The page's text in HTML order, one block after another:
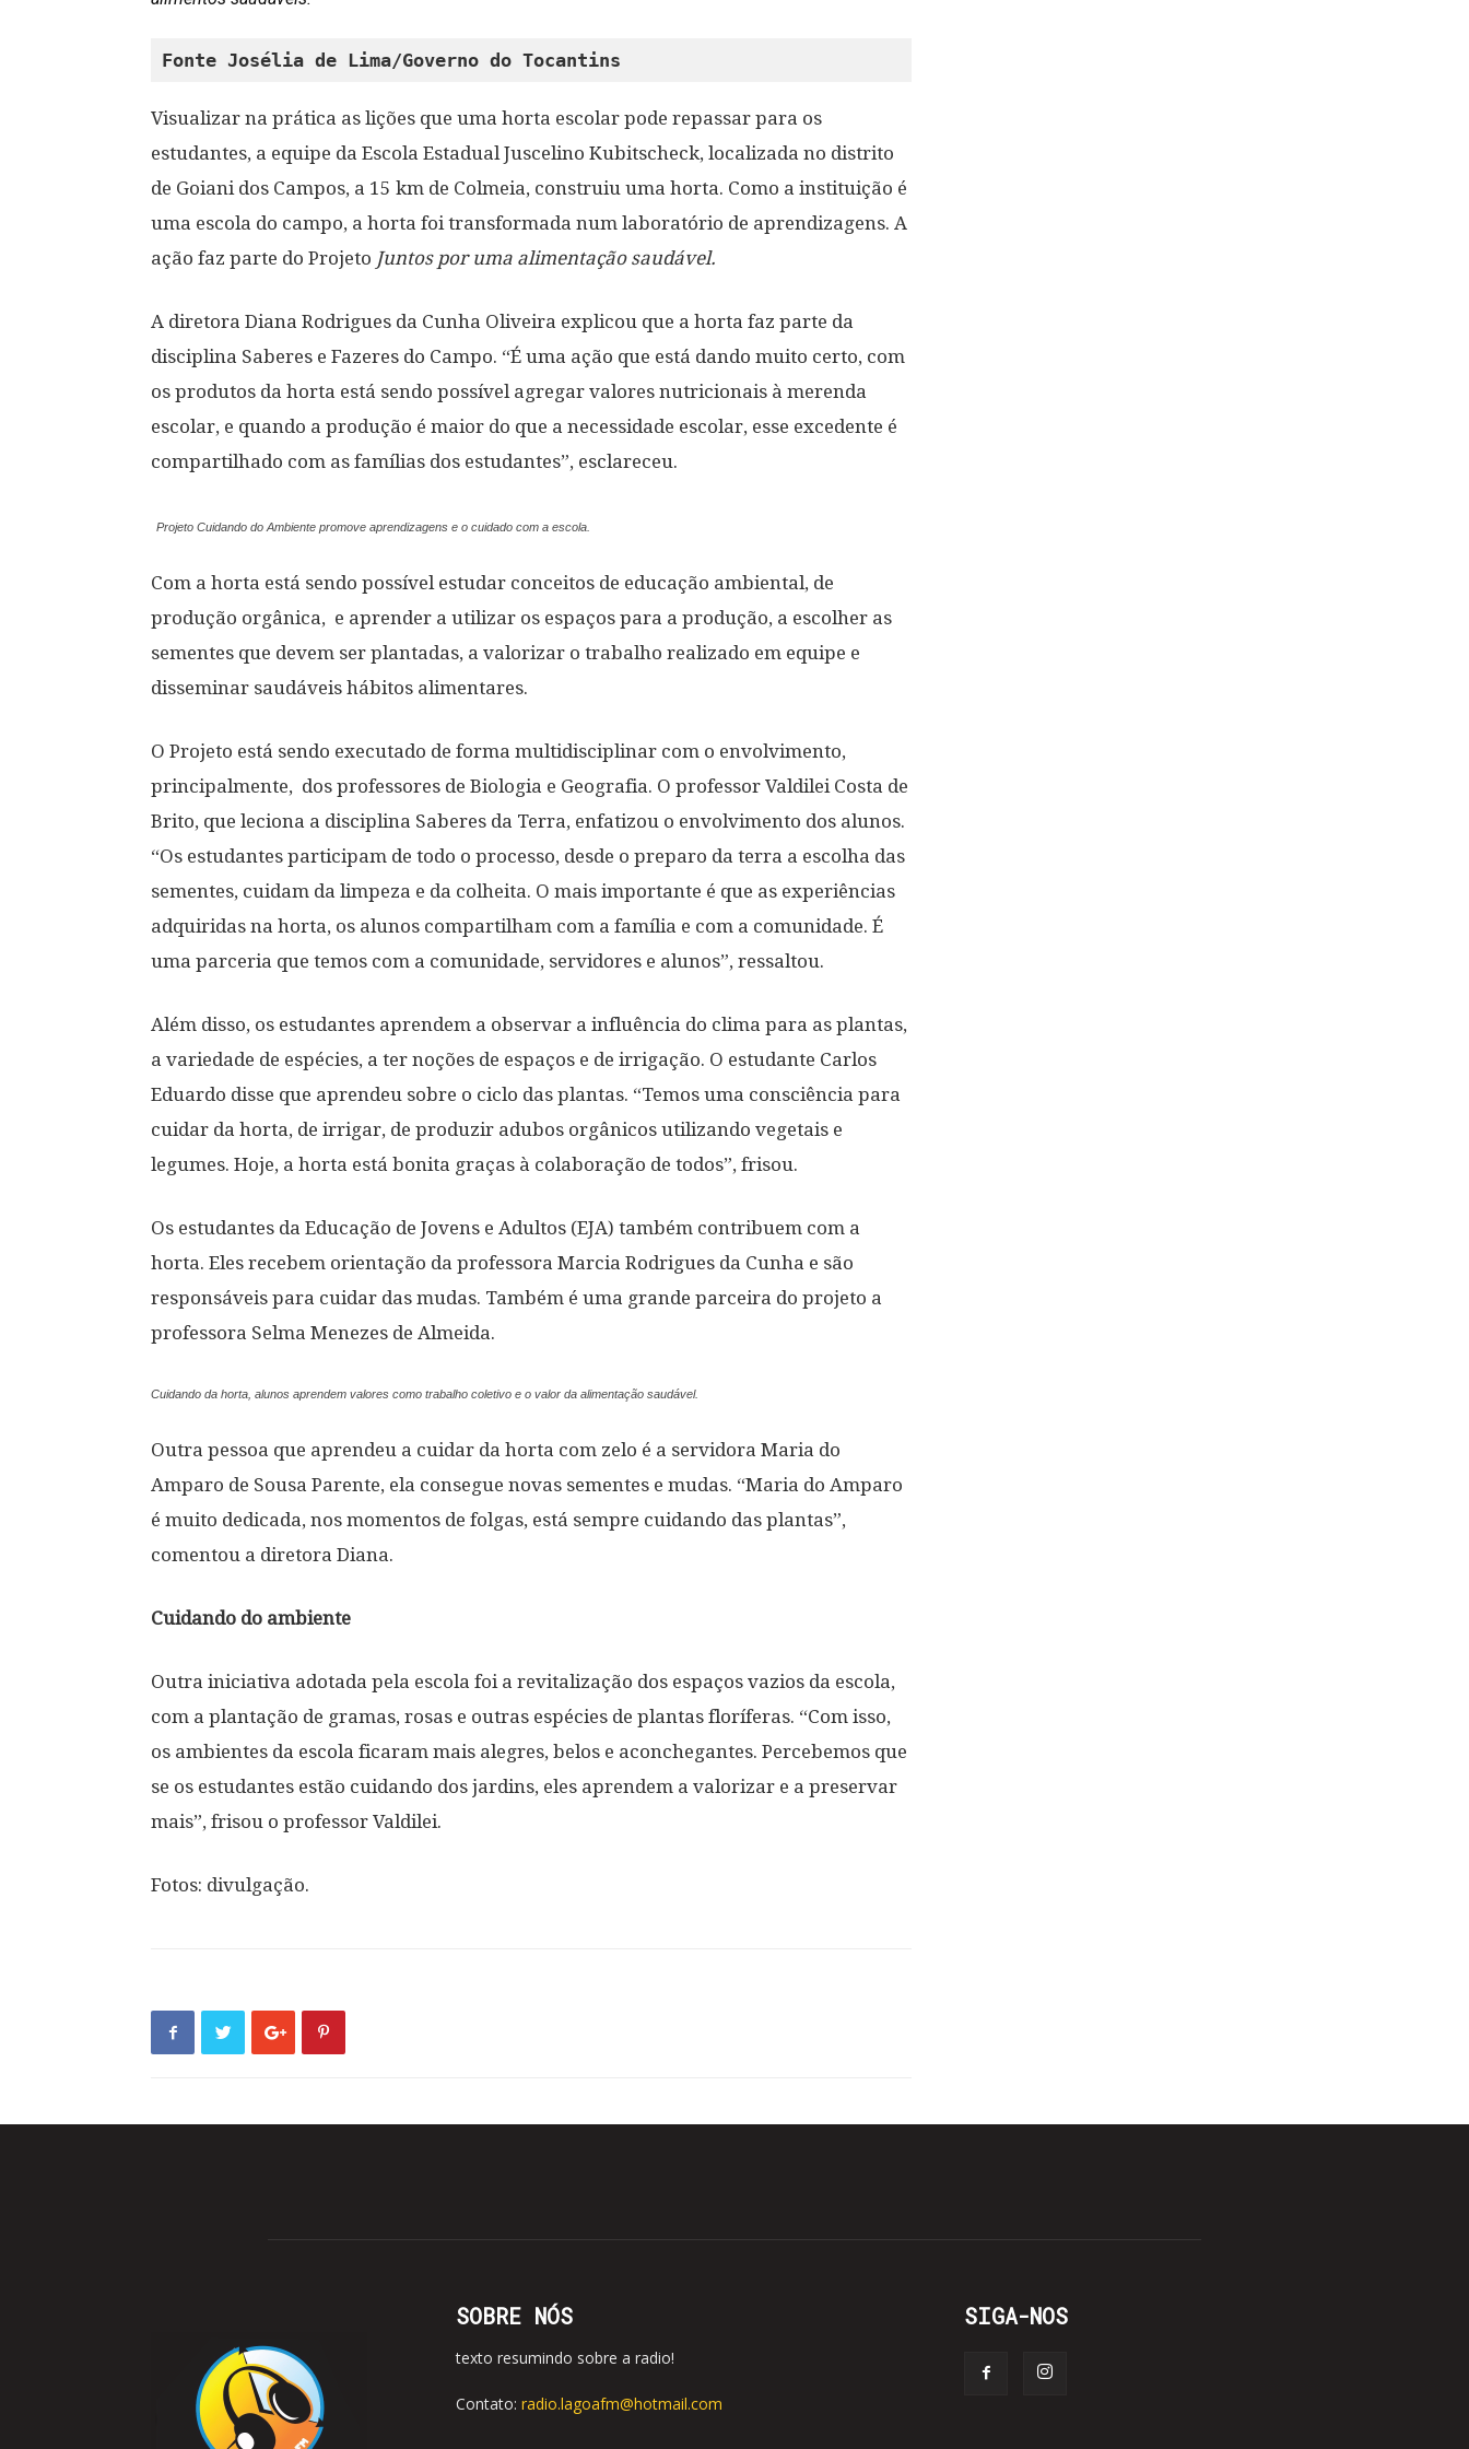
Fonte Josélia de Lima/Governo do Tocantins
Visualizar na prática as lições que uma horta escolar pode repassar para os
estudantes, a equipe da Escola Estadual Juscelino Kubitscheck, localizada no distrito
de Goiani dos Campos, a 15 km de Colmeia, construiu uma horta. Como a instituição é
uma escola do campo, a horta foi transformada num laboratório de aprendizagens. A
ação faz parte do Projeto Juntos por uma alimentação saudável.
A diretora Diana Rodrigues da Cunha Oliveira explicou que a horta faz parte da
disciplina Saberes e Fazeres do Campo. “É uma ação que está dando muito certo, com
os produtos da horta está sendo possível agregar valores nutricionais à merenda
escolar, e quando a produção é maior do que a necessidade escolar, esse excedente é
compartilhado com as famílias dos estudantes”, esclareceu.
Projeto Cuidando do Ambiente promove aprendizagens e o cuidado com a escola.
Com a horta está sendo possível estudar conceitos de educação ambiental, de
produção orgânica, e aprender a utilizar os espaços para a produção, a escolher as
sementes que devem ser plantadas, a valorizar o trabalho realizado em equipe e
disseminar saudáveis hábitos alimentares.
O Projeto está sendo executado de forma multidisciplinar com o envolvimento,
principalmente, dos professores de Biologia e Geografia. O professor Valdilei Costa de
Brito, que leciona a disciplina Saberes da Terra, enfatizou o envolvimento dos alunos.
“Os estudantes participam de todo o processo, desde o preparo da terra a escolha das
sementes, cuidam da limpeza e da colheita. O mais importante é que as experiências
adquiridas na horta, os alunos compartilham com a família e com a comunidade. É
uma parceria que temos com a comunidade, servidores e alunos”, ressaltou.
Além disso, os estudantes aprendem a observar a influência do clima para as plantas,
a variedade de espécies, a ter noções de espaços e de irrigação. O estudante Carlos
Eduardo disse que aprendeu sobre o ciclo das plantas. “Temos uma consciência para
cuidar da horta, de irrigar, de produzir adubos orgânicos utilizando vegetais e
legumes. Hoje, a horta está bonita graças à colaboração de todos”, frisou.
Os estudantes da Educação de Jovens e Adultos (EJA) também contribuem com a
horta. Eles recebem orientação da professora Marcia Rodrigues da Cunha e são
responsáveis para cuidar das mudas. Também é uma grande parceira do projeto a
professora Selma Menezes de Almeida.
Cuidando da horta, alunos aprendem valores como trabalho coletivo e o valor da alimentação saudável.
Outra pessoa que aprendeu a cuidar da horta com zelo é a servidora Maria do
Amparo de Sousa Parente, ela consegue novas sementes e mudas. “Maria do Amparo
é muito dedicada, nos momentos de folgas, está sempre cuidando das plantas”,
comentou a diretora Diana.
Cuidando do ambiente
Outra iniciativa adotada pela escola foi a revitalização dos espaços vazios da escola,
com a plantação de gramas, rosas e outras espécies de plantas floríferas. “Com isso,
os ambientes da escola ficaram mais alegres, belos e aconchegantes. Percebemos que
se os estudantes estão cuidando dos jardins, eles aprendem a valorizar e a preservar
mais”, frisou o professor Valdilei.
Fotos: divulgação.
SOBRE NÓS
texto resumindo sobre a radio!
Contato: radio.lagoafm@hotmail.com
SIGA-NOS